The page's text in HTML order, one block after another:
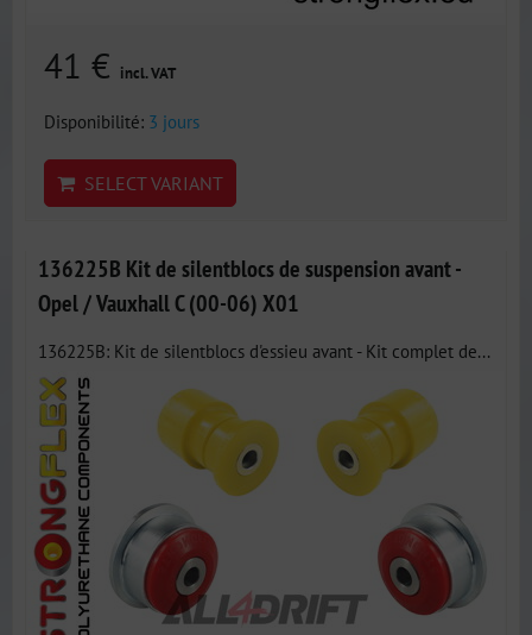
41 € incl. VAT
Disponibilité: 3 jours
SELECT VARIANT
136225B Kit de silentblocs de suspension avant -
Opel / Vauxhall C (00-06) X01
136225B: Kit de silentblocs d'essieu avant - Kit complet de...